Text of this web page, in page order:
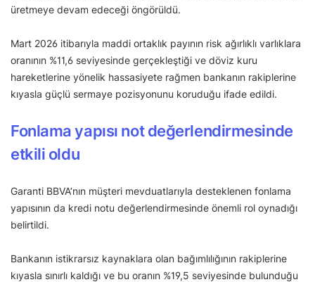
üretmeye devam edeceği öngörüldü.
Mart 2026 itibarıyla maddi ortaklık payının risk ağırlıklı varlıklara
oranının %11,6 seviyesinde gerçekleştiği ve döviz kuru
hareketlerine yönelik hassasiyete rağmen bankanın rakiplerine
kıyasla güçlü sermaye pozisyonunu koruduğu ifade edildi.
Fonlama yapısı not değerlendirmesinde
etkili oldu
Garanti BBVA’nın müşteri mevduatlarıyla desteklenen fonlama
yapısının da kredi notu değerlendirmesinde önemli rol oynadığı
belirtildi.
Bankanın istikrarsız kaynaklara olan bağımlılığının rakiplerine
kıyasla sınırlı kaldığı ve bu oranın %19,5 seviyesinde bulunduğu